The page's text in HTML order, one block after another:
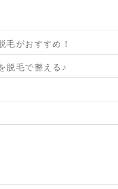
毛がおすすめ！
脱毛で整える♪